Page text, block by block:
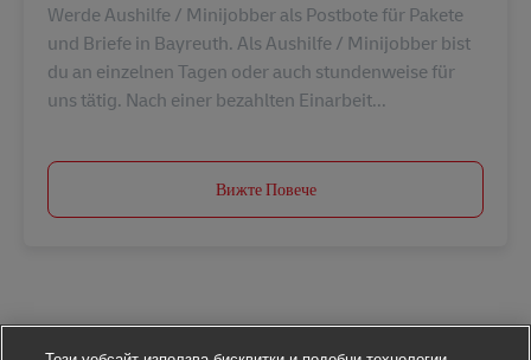
Werde Aushilfe / Minijobber als Postbote für Pakete
und Briefe in Bayreuth. Als Aushilfe / Minijobber bist
du an einzelnen Tagen oder auch stundenweise für
uns tätig. Nach einer bezahlten Einarbeit...
Вижте Повече